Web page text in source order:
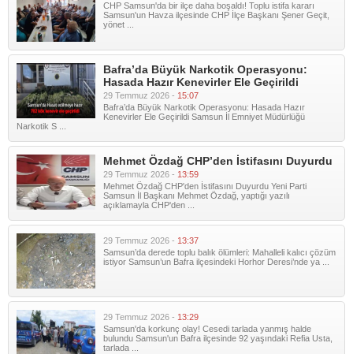
CHP Samsun'da bir ilçe daha boşaldı! Toplu istifa kararı
Samsun'un Havza ilçesinde CHP İlçe Başkanı Şener Geçit,
yönet ...
Bafra’da Büyük Narkotik Operasyonu:
Hasada Hazır Kenevirler Ele Geçirildi
29 Temmuz 2026 - 15:07
Bafra’da Büyük Narkotik Operasyonu: Hasada Hazır
Kenevirler Ele Geçirildi Samsun İl Emniyet Müdürlüğü
Narkotik S ...
Mehmet Özdağ CHP’den İstifasını Duyurdu
29 Temmuz 2026 - 13:59
Mehmet Özdağ CHP'den İstifasını Duyurdu Yeni Parti
Samsun İl Başkanı Mehmet Özdağ, yaptığı yazılı
açıklamayla CHP'den ...
29 Temmuz 2026 - 13:37
Samsun’da derede toplu balık ölümleri: Mahalleli kalıcı çözüm
istiyor Samsun’un Bafra ilçesindeki Horhor Deresi’nde ya ...
29 Temmuz 2026 - 13:29
Samsun'da korkunç olay! Cesedi tarlada yanmış halde
bulundu Samsun'un Bafra ilçesinde 92 yaşındaki Refia Usta,
tarlada ...